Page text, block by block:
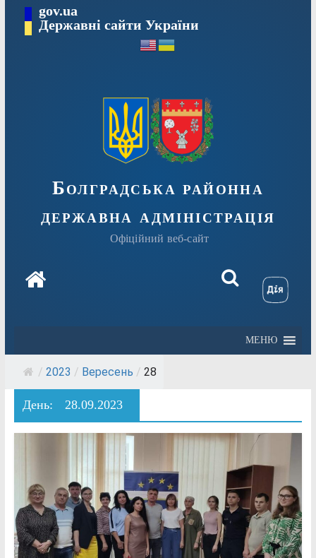
Перейтиgov.ua
Державні сайти України
Болградська районна
державна адміністрація
Офіційний веб-сайт
МЕНЮ
/ 2023 / Вересень / 28
День: 28.09.2023